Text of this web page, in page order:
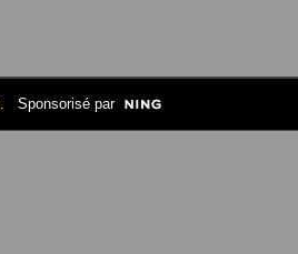
. Sponsorisé par